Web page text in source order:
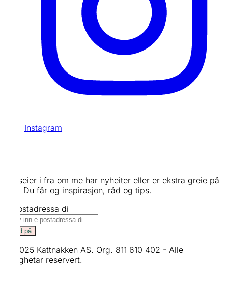
Instagram
Me seier i fra om me har nyheiter eller er ekstra greie på
pris. Du får og inspirasjon, råd og tips.
E-postadressa di
Meld på
© 2025 Kattnakken AS. Org. 811 610 402 - Alle
rettighetar reservert.